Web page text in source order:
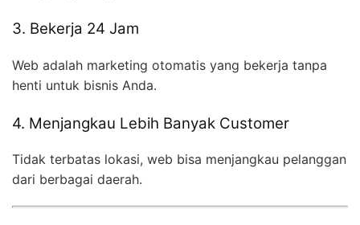
3. Bekerja 24 Jam
Web adalah marketing otomatis yang bekerja tanpa
henti untuk bisnis Anda.
4. Menjangkau Lebih Banyak Customer
Tidak terbatas lokasi, web bisa menjangkau pelanggan
dari berbagai daerah.